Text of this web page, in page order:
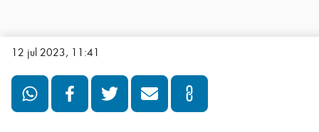
12 jul 2023, 11:41